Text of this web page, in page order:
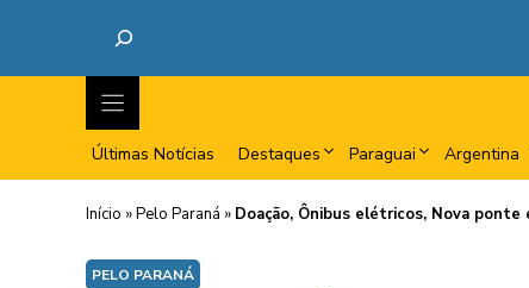
Últimas Notícias Destaques Paraguai Argentina
Início »Pelo Paraná » Doação, Ônibus elétricos, Nova ponte
PELO PARANÁ